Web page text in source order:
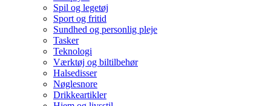
Spil og legetøj
Sport og fritid
Sundhed og personlig pleje
Tasker
Teknologi
Værktøj og biltilbehør
Halsedisser
Nøglesnore
Drikkeartikler